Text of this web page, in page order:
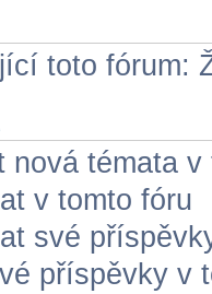
toto fórum:
nová témata v
v tomto fóru
své
příspěvky v